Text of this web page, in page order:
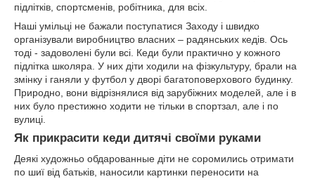
підлітків, спортсменів, робітника, для всіх.
Наші умільці не бажали поступатися Заходу і швидко
організували виробництво власних – радянських кедів. Ось
тоді - задоволені були всі. Кеди були практично у кожного
підлітка школяра. У них діти ходили на фізкультуру, брали на
змінку і ганяли у футбол у дворі багатоповерхового будинку.
Природно, вони відрізнялися від зарубіжних моделей, але і в
них було престижно ходити не тільки в спортзал, але і по
вулиці.
Як прикрасити кеди дитячі своїми руками
Деякі художньо обдарованные діти не соромились отримати
по шиї від батьків, наносили картинки переносити на